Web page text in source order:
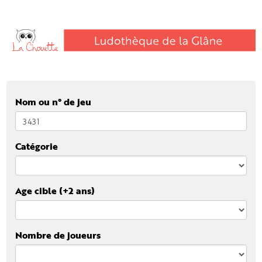
Nom ou n° de jeu
Catégorie
Age cible (+2 ans)
Nombre de joueurs